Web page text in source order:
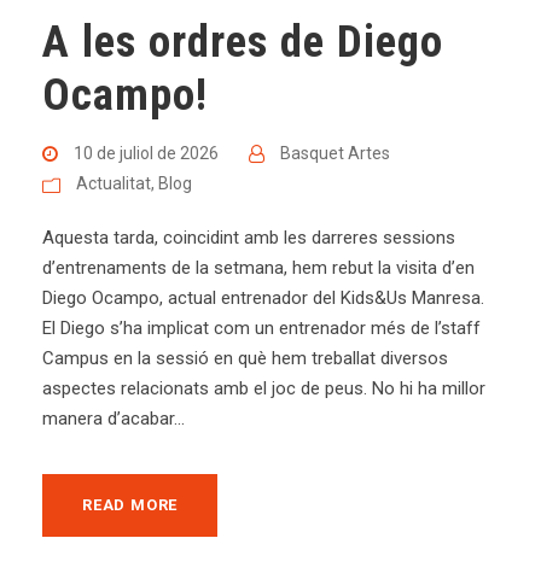
A les ordres de Diego
Ocampo!
10 de juliol de 2026
Basquet Artes
Actualitat, Blog
Aquesta tarda, coincidint amb les darreres sessions
d’entrenaments de la setmana, hem rebut la visita d’en
Diego Ocampo, actual entrenador del Kids&Us Manresa.
El Diego s’ha implicat com un entrenador més de l’staff
Campus en la sessió en què hem treballat diversos
aspectes relacionats amb el joc de peus. No hi ha millor
manera d’acabar...
READ MORE